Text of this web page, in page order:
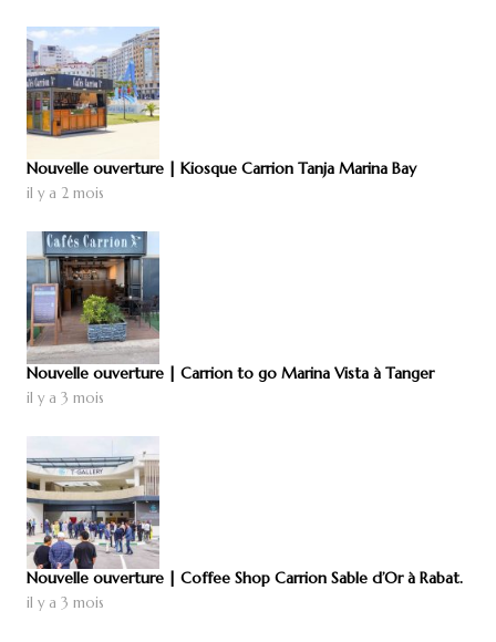
Nouvelle ouverture | Kiosque Carrion Tanja Marina Bay
il y a 2 mois
Nouvelle ouverture | Carrion to go Marina Vista à Tanger
il y a 3 mois
Nouvelle ouverture | Coffee Shop Carrion Sable d’Or à Rabat.
il y a 3 mois